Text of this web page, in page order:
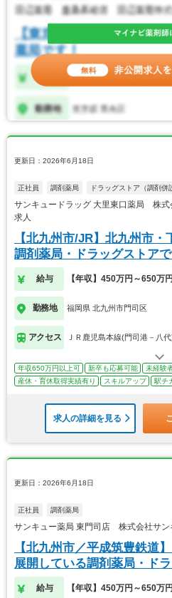
更新日：2026年6月18日
正社員 調剤薬局 ドラッグストア（調剤併
サンキュードラッグ 大里東口薬局 株式
求人
【北九州市/JR】北九州市
調剤薬局・ドラッグストアで
給与 【年収】450万円～650万円
勤務地 福岡県 北九州市門司区
アクセス ＪＲ鹿児島本線(門司港－八
年収650万円以上可 新卒も応募可能 未経験
産休・育休取得実績有り
スキルアップ 駅チ
求人の詳細を見る
更新日：2026年6月18日
正社員 調剤薬局
サンキュー薬局 東門司店 株式会社サン
【北九州市／平成筑豊鉄
展開している調剤薬局・ドラ
給与 【年収】450万円～650万円